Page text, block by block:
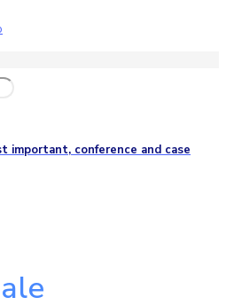
important, conference and case